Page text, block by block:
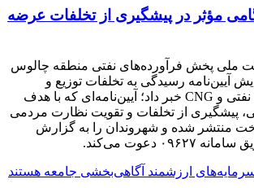
مؤثر در پیشگیری از تخلفات عرضه
ملی پخش فرآورده‌های نفتی منطقه چالوس
آیین‌نامه رسیدگی به تخلفات توزیع و
فروش فرآورده‌های نفتی و CNG خبر داد؛ آیین‌نامه‌ای که با هدف
پیشگیری از تخلفات و تقویت نظارت مردمی
منتشر شده و شهروندان را به گزارش
دعوت می‌کند.